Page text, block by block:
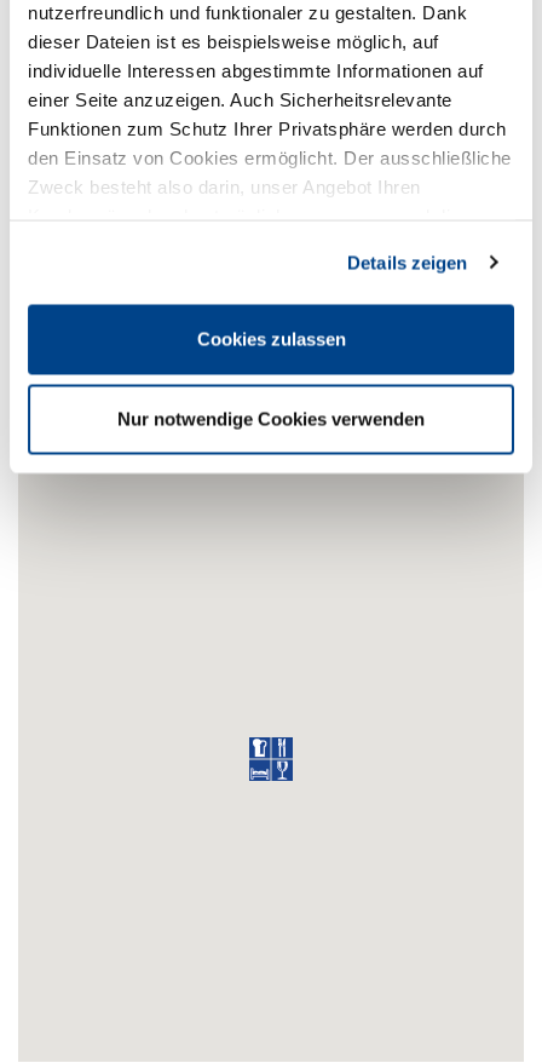
nutzerfreundlich und funktionaler zu gestalten. Dank
dieser Dateien ist es beispielsweise möglich, auf
individuelle Interessen abgestimmte Informationen auf
einer Seite anzuzeigen. Auch Sicherheitsrelevante
Funktionen zum Schutz Ihrer Privatsphäre werden durch
den Einsatz von Cookies ermöglicht. Der ausschließliche
Zweck besteht also darin, unser Angebot Ihren
Details zeigen
Cookies zulassen
Nur notwendige Cookies verwenden
DEHOGA Nordrhein e.V. im Reg-Bez. Köln
02131 8819-314